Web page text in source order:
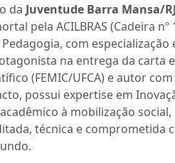
da Juventude Barra Mansa/RJ
pela ACILBRAS (Cadeira
com
na entrega da carta
(FEMIC/UFCA) e autor
possui expertise em
à mobilização
técnica e comprometida